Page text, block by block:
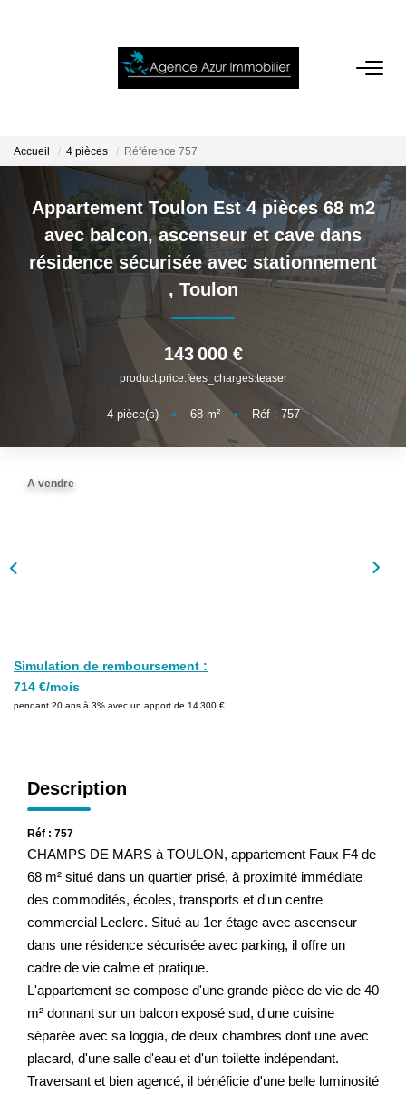
ACCUEIL
VENTES
LOCATIONS
NOTRE AGENCE
CONTACT
Accueil 4 pièces Référence 757
Appartement Toulon Est 4 pièces 68 m2
avec balcon, ascenseur et cave dans
résidence sécurisée avec stationnement
, Toulon
143 000 €
product.price.fees_charges.teaser
4pièce(s) • 68m² • Réf : 757
A vendre
Simulation de remboursement :
714 €/mois
pendant 20 ans à 3% avec un apport de 14 300 €
Description
Réf : 757
CHAMPS DE MARS à TOULON, appartement Faux F4 de
68 m² situé dans un quartier prisé, à proximité immédiate
des commodités, écoles, transports et d'un centre
commercial Leclerc. Situé au 1er étage avec ascenseur
dans une résidence sécurisée avec parking, il offre un
cadre de vie calme et pratique.
L'appartement se compose d'une grande pièce de vie de 40
m² donnant sur un balcon exposé sud, d'une cuisine
séparée avec sa loggia, de deux chambres dont une avec
placard, d'une salle d'eau et d'un toilette indépendant.
Traversant et bien agencé, il bénéficie d'une belle luminosité